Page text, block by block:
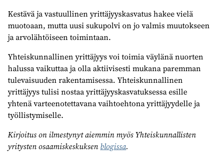
Kestävä ja vastuullinen yrittäjyyskasvatus hakee vielä
muotoaan, mutta uusi sukupolvi on jo valmis muutokseen
ja arvolähtöiseen toimintaan.
Yhteiskunnallinen yrittäjyys voi toimia väylänä nuorten
halussa vaikuttaa ja olla aktiivisesti mukana paremman
tulevaisuuden rakentamisessa. Yhteiskunnallinen
yrittäjyys tulisi nostaa yrittäjyyskasvatuksessa esille
yhtenä varteenotettavana vaihtoehtona yrittäjyydelle ja
työllistymiselle.
Kirjoitus on ilmestynyt aiemmin myös Yhteiskunnallisten
yritysten osaamiskeskuksen blogissa.